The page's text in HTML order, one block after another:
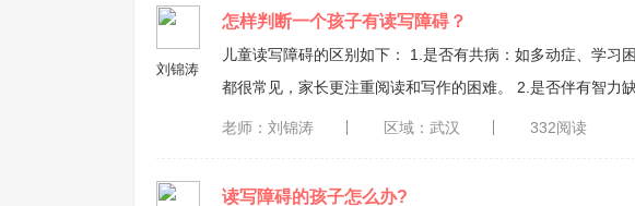
间。如果你有一整天的时间做某件事，你会花一天的时间去
刘锦涛
怎样判断一个孩子有读写障碍？
儿童读写障碍的区别如下： 1.是否有共病：如多动症、学习困难儿童多动症，如错拼.字母错读.这些问题
都很常见，家长更注重阅读和写作的困难。 2.是否伴有智力缺陷：低智力儿童的整体学习能力会受到影
响，与其智力发展相称。以轻度智力发展为例，患者从小学
老师：刘锦涛 区域：武汉 332阅读
读写障碍的孩子怎么办?